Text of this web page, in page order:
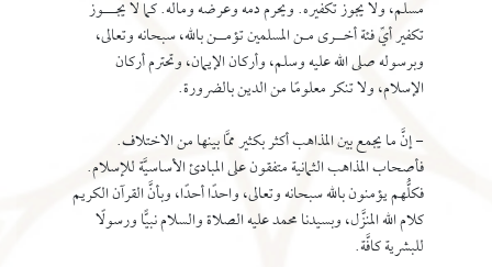
مسلم، ولا يجوز تكفيره. ويحرم دمه وعرضه وماله. كما لا يجـــوز
تكفير أيِّ فئة أخــرى مـن المسلمين تؤمــن بالله، سبحانه وتعالى،
وبرسوله صلى الله عليه وسلم، وأركان الإيمان، وتحترم أركان
الإسلام، ولا تنكر معلومًا من الدين بالضرورة.
- إنَّ ما يجمع بين المذاهب أكثر بكثير ممَّا بينها من الاختلاف.
فأصحاب المذاهب الثمانية متفقون على المبادئ الأساسيَّة للإسلام.
فكلُّهم يؤمنون بالله سبحانه وتعالى، واحدًا أحدًا، وبأنَّ القرآن الكريم
كلام الله المنزَّل، وبسيدنا محمد عليه الصلاة والسلام نبيًّا ورسولًا
للبشرية كافَّة.